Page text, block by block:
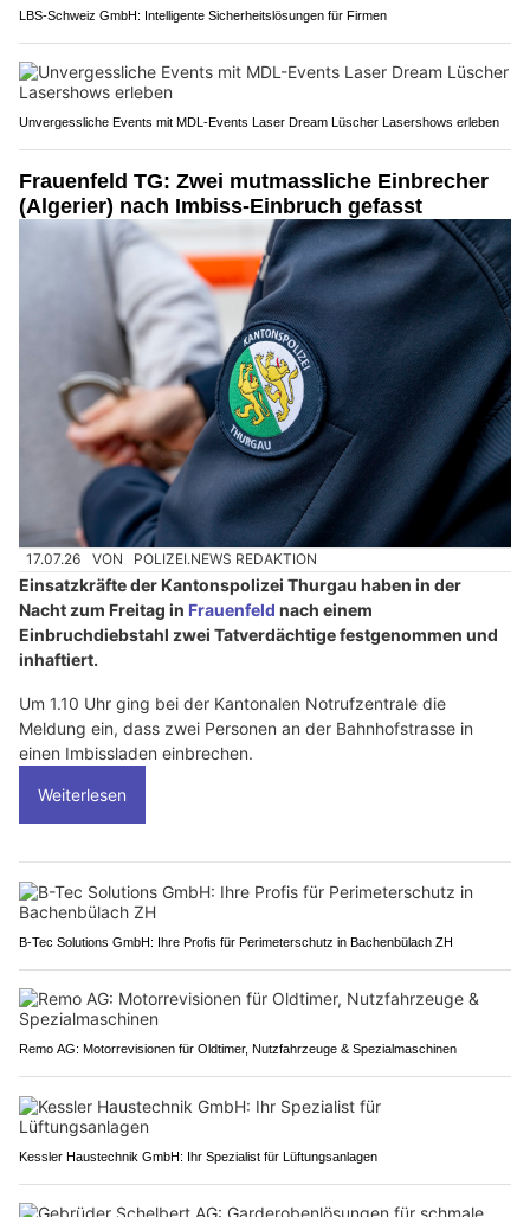
LBS-Schweiz GmbH: Intelligente Sicherheitslösungen für Firmen
Unvergessliche Events mit MDL-Events Laser Dream Lüscher Lasershows erleben
Frauenfeld TG: Zwei mutmassliche Einbrecher
(Algerier) nach Imbiss-Einbruch gefasst
17.07.26 VON POLIZEI.NEWS REDAKTION
Einsatzkräfte der Kantonspolizei Thurgau haben in der
Nacht zum Freitag in Frauenfeld nach einem
Einbruchdiebstahl zwei Tatverdächtige festgenommen und
inhaftiert.
Um 1.10 Uhr ging bei der Kantonalen Notrufzentrale die
Meldung ein, dass zwei Personen an der Bahnhofstrasse in
einen Imbissladen einbrechen.
Weiterlesen
B-Tec Solutions GmbH: Ihre Profis für Perimeterschutz in Bachenbülach ZH
Remo AG: Motorrevisionen für Oldtimer, Nutzfahrzeuge & Spezialmaschinen
Kessler Haustechnik GmbH: Ihr Spezialist für Lüftungsanlagen